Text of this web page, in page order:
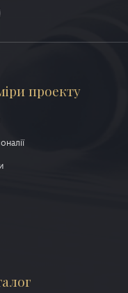
проекту